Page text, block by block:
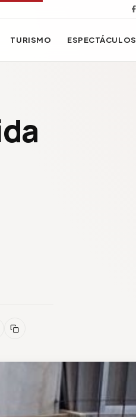
TURISMO ESPECTÁCULOS